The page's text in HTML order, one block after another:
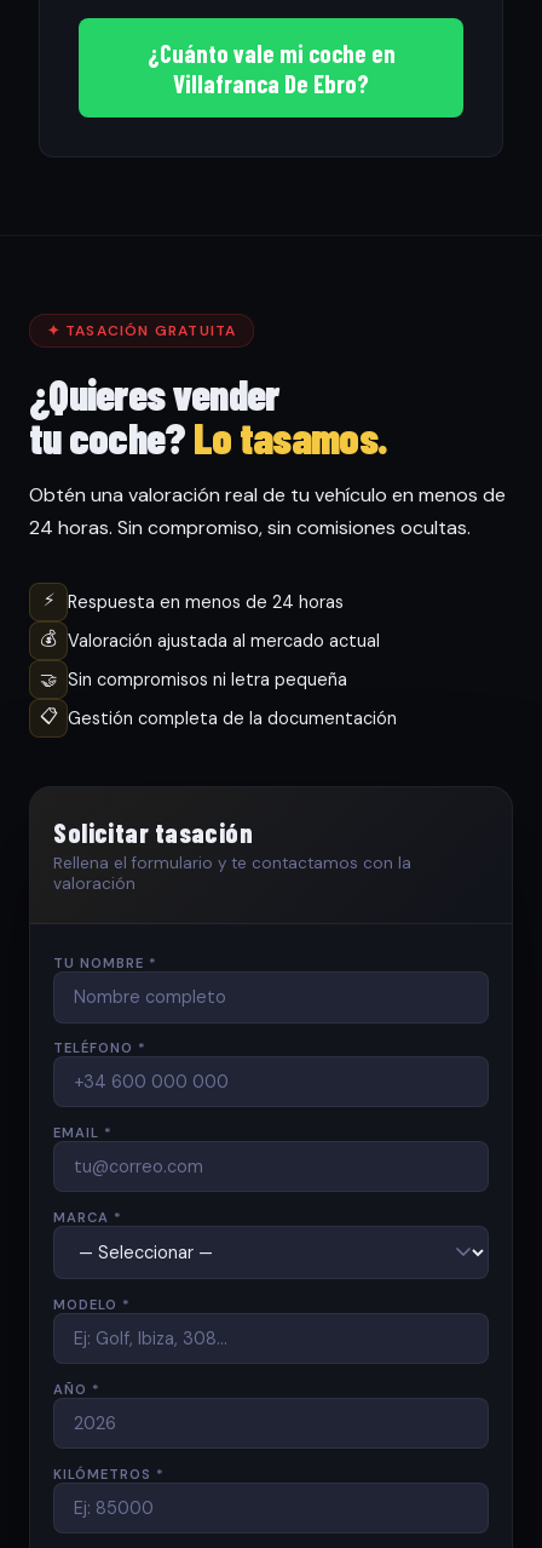
¿Cuánto vale mi coche en
Villafranca De Ebro?
✦ TASACIÓN GRATUITA
¿Quieres vender
tu coche?Lo tasamos.
Obtén una valoración real de tu vehículo en menos de
24 horas. Sin compromiso, sin comisiones ocultas.
⚡
Respuesta en menos de 24 horas
💰 Valoración ajustada al mercado actual
🤝 Sin compromisos ni letra pequeña
📋 Gestión completa de la documentación
Solicitar tasación
Rellena el formulario y te contactamos con la
valoración
TU NOMBRE *
TELÉFONO *
EMAIL *
MARCA *
MODELO *
AÑO *
KILÓMETROS *